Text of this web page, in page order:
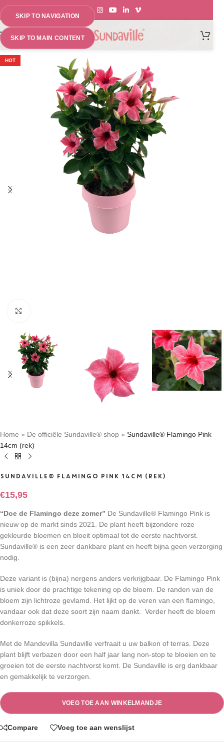
SKIP TO NAVIGATION
SKIP TO MAIN CONTENT
MENU
HOT
Home » De officiële Sundaville® shop » Sundaville® Flamingo Pink
14cm (rek)
SUNDAVILLE® FLAMINGO PINK 14CM (REK)
€15,95
“Doe de Flamingo deze zomer” De Sundaville® Flamingo Pink is
nieuw op de markt sinds 2021. De plant heeft bijzondere roze
gekleurde bloemen en bloeit optimaal tot de eerste nachtvorst.
Sundaville® is een zeer dankbare plant en heeft bijna geen verzorging
nodig.
Deze variant is (bijna) nergens anders verkrijgbaar. De Flamingo Pink
is uniek door de prachtige tekening op de bloem. De randen van de
bloem zijn lichtroze gevlamd.
Het lijkt op de veren van een flamingo,
vandaar ook dat deze soort zijn naam dankt.
Verder heeft de bloem
donkerroze spikkels.
Met de Mandevilla Sundaville verfraait u uw balkon of terras. Deze
plant blijft verbazen door een half jaar lang non-stop te bloeien en te
groeien tot de eerste nachtvorst komt. De Sundaville is erg dankbaar
en gemakkelijk te verzorgen.
VOEG TOE AAN WINKELMANDJE
Compare Voeg toe aan wenslijst